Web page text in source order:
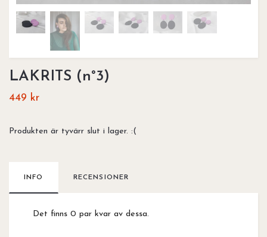
LAKRITS (n°3)
449 kr
Produkten är tyvärr slut i lager. :(
INFO RECENSIONER
Det finns 0 par kvar av dessa.